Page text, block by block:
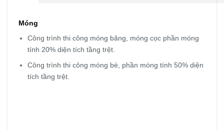
Móng
Công trình thi công móng băng, móng cọc phần móng
tính 20% diện tích tầng trệt.
Công trình thi công móng bè, phần móng tính 50% diện
tích tầng trệt.